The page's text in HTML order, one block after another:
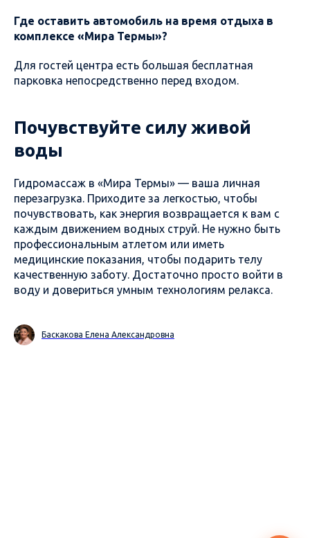
Где оставить автомобиль на время отдыха в
комплексе «Мира Термы»?
Для гостей центра есть большая бесплатная
парковка непосредственно перед входом.
Почувствуйте силу живой
воды
Гидромассаж в «Мира Термы» — ваша личная
перезагрузка. Приходите за легкостью, чтобы
почувствовать, как энергия возвращается к вам с
каждым движением водных струй. Не нужно быть
профессиональным атлетом или иметь
медицинские показания, чтобы подарить телу
качественную заботу. Достаточно просто войти в
воду и довериться умным технологиям релакса.
Баскакова Елена Александровна